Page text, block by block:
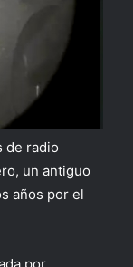
de radio
un antiguo
años por el
por